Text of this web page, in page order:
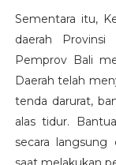
Sementara itu,
daerah
Pemprov Bali
Daerah telah
tenda darurat,
alas tidur.
secara langsung